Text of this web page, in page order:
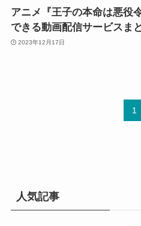
アニメ『王子の本命は悪役
できる動画配信サービスま
2023年12月17日
1
人気記事